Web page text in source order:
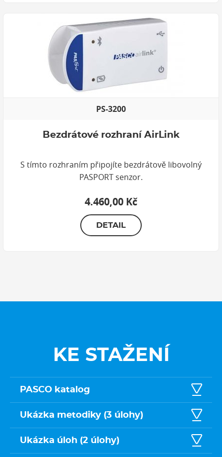
PS-3200
Bezdrátové rozhraní AirLink
S tímto rozhraním připojíte bezdrátově libovolný
PASPORT senzor.
4.460,00 Kč
DETAIL
KE STAŽENÍ
PASCO katalog
Ukázka metodiky (3 úlohy)
Ukázka úloh (2 úlohy)